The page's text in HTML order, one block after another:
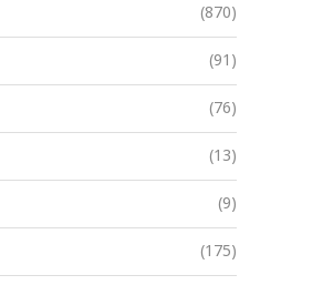
(870)
(91)
(76)
(13)
(9)
(175)